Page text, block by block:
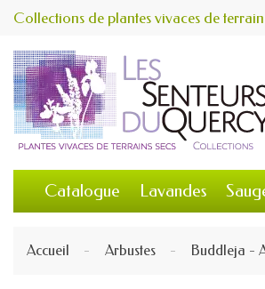
Collections de plantes vivaces de terrain
Catalogue Lavandes
Accueil Arbustes Buddleja -